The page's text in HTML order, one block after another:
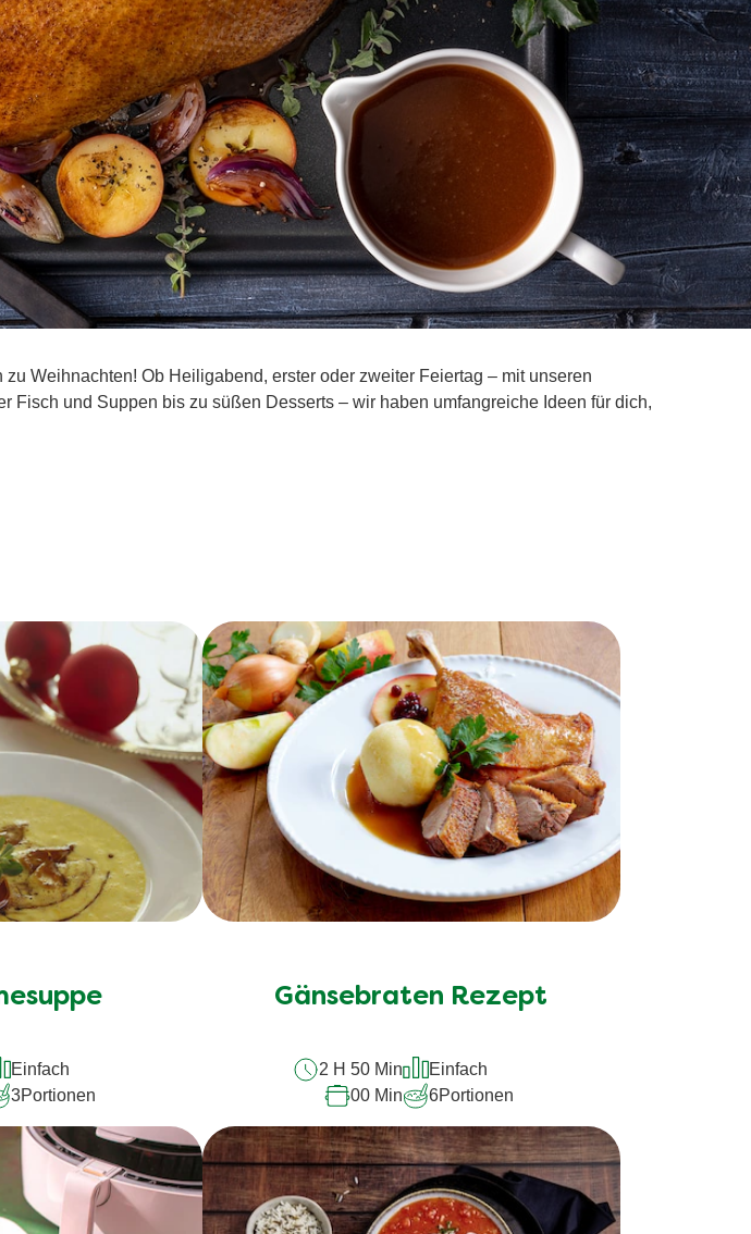
Weihnachten! Ob Heiligabend, erster oder zweiter Feiertag – mit unseren
und Suppen bis zu süßen Desserts – wir haben umfangreiche Ideen für dich,
Einfach
3Portionen
Gänsebraten Rezept
2 H 50 Min
Einfach
00 Min
6Portionen